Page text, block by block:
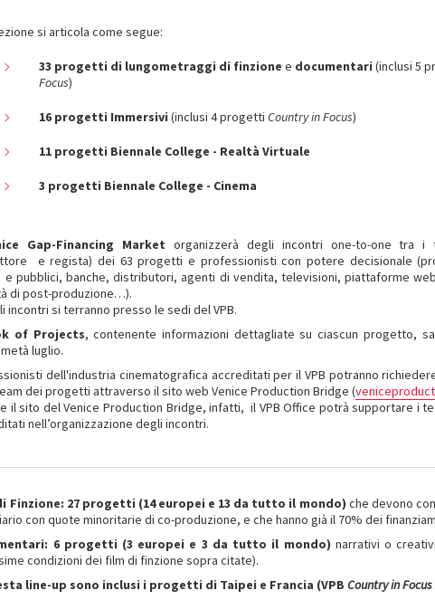
si articola come segue:
33 progetti di lungometraggi di finzionee documentari(inclusi 5
Focus)
16 progetti Immersivi(inclusi 4 progettiCountry in Focus)
11 progetti Biennale College - Realtà Virtuale
3 progetti Biennale College - Cinema
Gap-Financing Market organizzerà degli incontri one-to-one tra i
e regista) dei 63 progetti e professionisti con potere decisionale
e pubblici, banche, distributori, agenti di vendita, televisioni, piattaforme
di post-produzione…).
incontri si terranno presso le sedi del VPB.
of Projects, contenente informazioni dettagliate su ciascun progetto,
luglio.
dell'industria cinematografica accreditati per il VPB potranno
dei progetti attraverso il sito web Venice Production Bridge (
il sito del Venice Production Bridge, infatti, il VPB Office potrà supportare i
nell’organizzazione degli incontri.
Finzione: 27 progetti (14 europei e 13 da tutto il mondo) che devono
con quote minoritarie di co-produzione, e che hanno già il 70% dei
6 progetti (3 europei e 3 da tutto il mondo) narrativi o
condizioni dei film di finzione sopra citate).
line-up sono inclusi i progetti di Taipei e Francia (VPBCountry in